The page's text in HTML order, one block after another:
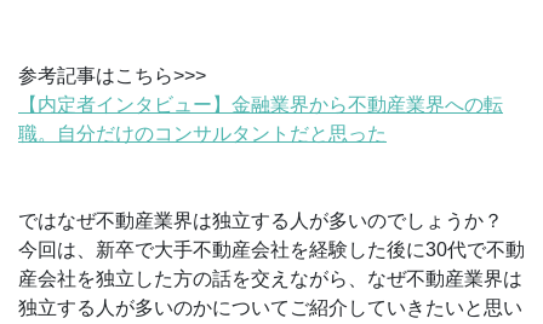
参考記事はこちら>>>
【内定者インタビュー】金融業界から不動産業界への転
職。自分だけのコンサルタントだと思った
ではなぜ不動産業界は独立する人が多いのでしょうか？
今回は、新卒で大手不動産会社を経験した後に30代で不動
産会社を独立した方の話を交えながら、なぜ不動産業界は
独立する人が多いのかについてご紹介していきたいと思い